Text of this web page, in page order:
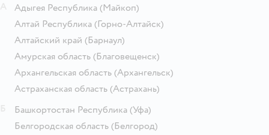
Адыгея Республика (Майкоп)
Алтай Республика (Горно-Алтайск)
Алтайский край (Барнаул)
Амурская область (Благовещенск)
Архангельская область (Архангельск)
Астраханская область (Астрахань)
Башкортостан Республика (Уфа)
Белгородская область (Белгород)